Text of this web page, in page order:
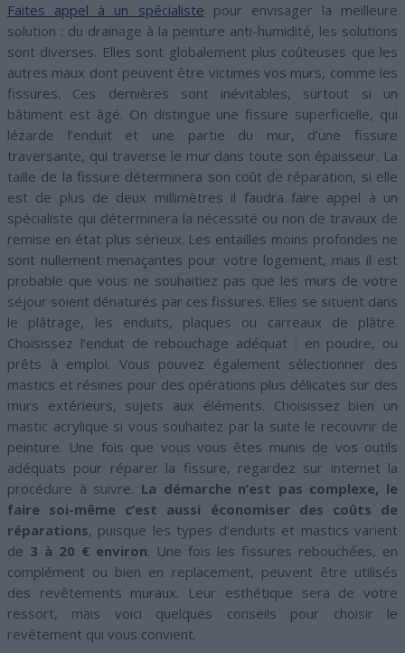
Faites appel à un spécialiste pour envisager la meilleure
solution : du drainage à la peinture anti-humidité, les solutions
sont diverses. Elles sont globalement plus coûteuses que les
autres maux dont peuvent être victimes vos murs, comme les
fissures. Ces dernières sont inévitables, surtout si un
bâtiment est âgé. On distingue une fissure superficielle, qui
lézarde l’enduit et une partie du mur, d’une fissure
traversante, qui traverse le mur dans toute son épaisseur. La
taille de la fissure déterminera son coût de réparation, si elle
est de plus de deux millimètres il faudra faire appel à un
spécialiste qui déterminera la nécessité ou non de travaux de
remise en état plus sérieux. Les entailles moins profondes ne
sont nullement menaçantes pour votre logement, mais il est
probable que vous ne souhaitiez pas que les murs de votre
séjour soient dénaturés par ces fissures. Elles se situent dans
le plâtrage, les enduits, plaques ou carreaux de plâtre.
Choisissez l’enduit de rebouchage adéquat : en poudre, ou
prêts à emploi. Vous pouvez également sélectionner des
mastics et résines pour des opérations plus délicates sur des
murs extérieurs, sujets aux éléments. Choisissez bien un
mastic acrylique si vous souhaitez par la suite le recouvrir de
peinture. Une fois que vous vous êtes munis de vos outils
adéquats pour réparer la fissure, regardez sur internet la
procédure à suivre. La démarche n’est pas complexe, le
faire soi-même c’est aussi économiser des coûts de
réparations, puisque les types d’enduits et mastics varient
de 3 à 20 € environ. Une fois les fissures rebouchées, en
complément ou bien en replacement, peuvent être utilisés
des revêtements muraux. Leur esthétique sera de votre
ressort, mais voici quelques conseils pour choisir le
revêtement qui vous convient.